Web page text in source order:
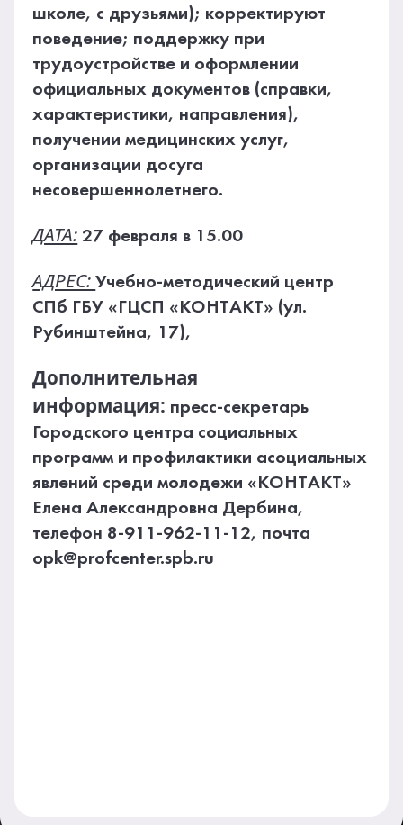
школе, с друзьями); корректируют
поведение; поддержку при
трудоустройстве и оформлении
официальных документов (справки,
характеристики, направления),
получении медицинских услуг,
организации досуга
несовершеннолетнего.
ДАТА: 27 февраля в 15.00
АДРЕС:Учебно-методический центр
СПб ГБУ «ГЦСП «КОНТАКТ» (ул.
Рубинштейна, 17),
Дополнительная
информация: пресс-секретарь
Городского центра социальных
программ и профилактики асоциальных
явлений среди молодежи «КОНТАКТ»
Елена Александровна Дербина,
телефон 8-911-962-11-12, почта
opk@profcenter.spb.ru